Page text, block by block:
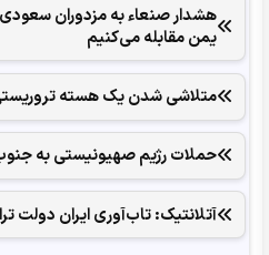
هشدار صنعاء به مزدوران
یمن مقابله می‌کنیم
متلاشی شدن یک هسته
حملات رژیم صهیونیستی به
آتلانتیک: تاب‌آوری ایران دولت